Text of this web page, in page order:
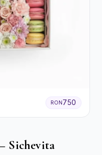
RON750
Sichevita